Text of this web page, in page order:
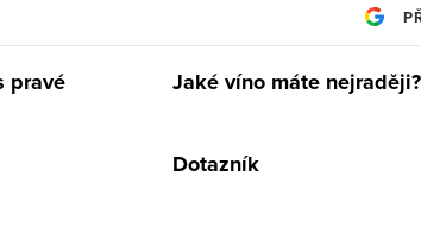
pravé
Jaké víno máte nejraději?
Dotazník